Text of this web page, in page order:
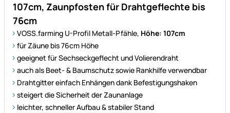
107cm, Zaunpfosten für Drahtgeflechte bis
76cm
VOSS.farming U-Profil Metall-Pfähle, Höhe: 107cm
für Zäune bis 76cm Höhe
geeignet für Sechseckgeflecht und Volierendraht
auch als Beet- & Baumschutz sowie Rankhilfe verwendbar
Drahtgitter einfach Enhängen dank Befestigungshaken
steigert die Sicherheit der Zaunanlage
leichter, schneller Aufbau & stabiler Stand